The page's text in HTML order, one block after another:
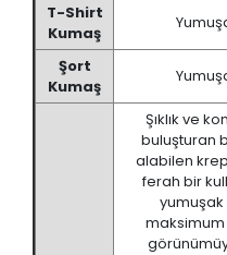
T-Shirt
Kumaş
Şort
Kumaş
Şıklık ve
buluşturan
alabilen
ferah bir
yumuşak
maksimum